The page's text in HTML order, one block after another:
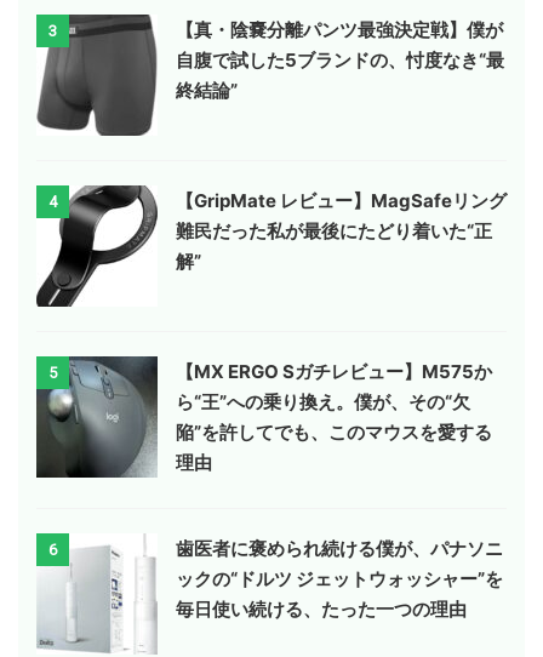
3
【真・陰嚢分離パンツ最強決定戦】僕が
自腹で試した5ブランドの、忖度なき“最
終結論”
4
【GripMate レビュー】MagSafeリング
難民だった私が最後にたどり着いた“正
解”
5
【MX ERGO Sガチレビュー】M575か
ら“王”への乗り換え。僕が、その“欠
陥”を許してでも、このマウスを愛する
理由
6
歯医者に褒められ続ける僕が、パナソニ
ックの“ドルツ ジェットウォッシャー”を
毎日使い続ける、たった一つの理由